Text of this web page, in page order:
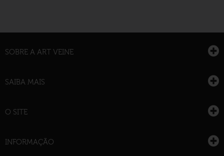
SOBRE A ART VEINE
SAIBA MAIS
O SITE
INFORMAÇÃO